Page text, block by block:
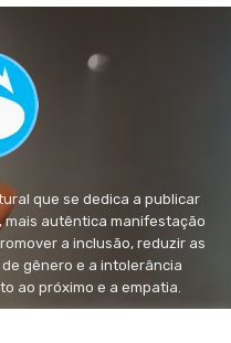
que se dedica a publicar
mais autêntica manifestação
a inclusão, reduzir as
gênero e a intolerância
ao próximo e a empatia.